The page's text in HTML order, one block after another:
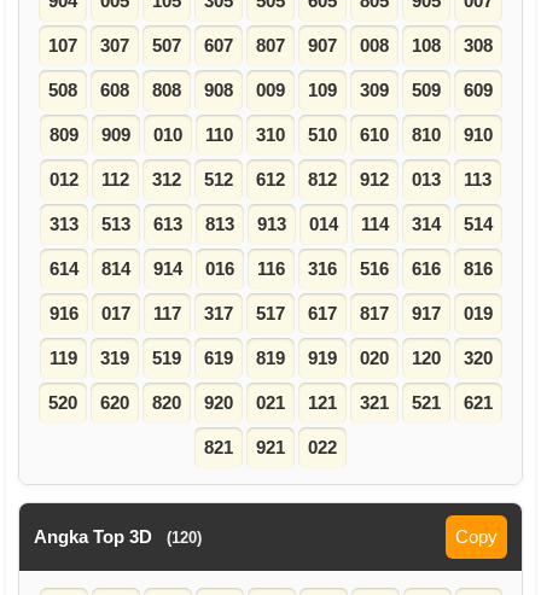
107 307 507 607 807 907 008 108 308
508 608 808 908 009 109 309 509 609
809 909 010 110 310 510 610 810 910
012 112 312 512 612 812 912 013 113
313 513 613 813 913 014 114 314 514
614 814 914 016 116 316 516 616 816
916 017 117 317 517 617 817 917 019
119 319 519 619 819 919 020 120 320
520 620 820 920 021 121 321 521 621
821 921 022
Angka Top 3D (120) Copy